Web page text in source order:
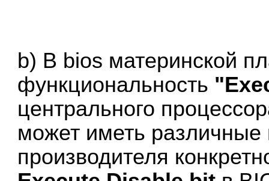
b) В bios материнской
функциональность
центрального
может иметь различные
производителя